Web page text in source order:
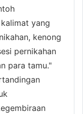
yang
kenong
pernikahan
para tamu."